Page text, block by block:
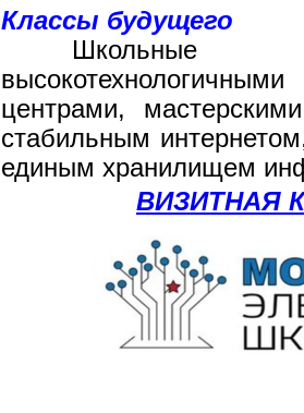
Классы будущего
Школьные
центрами,
стабильным
единым хранилищем
ВИЗИТНАЯ